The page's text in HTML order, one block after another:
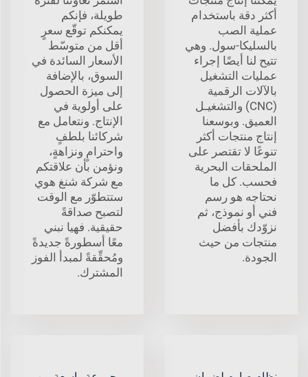
أكثر دقة باستخدام
عملية الصب
بالسليكا-سول. وهي
تتيح لنا أيضًا إجراء
عمليات التشغيل
بالآلات الرقمية
(CNC) والتشغيـل
العميق. وبوسعنا
إنتاج منتجات أكثر
تنوعًا لا تقتصر على
الملحقات البحرية
فحسب. كل ما
نحتاجه هو رسم
فني أو نموذج، ثم
نزوّدك بأفضل
منتجات من حيث
الجودة.
طويلة، فإنكم
يمكنكم توقّع سعرٍ
أقل من متوسّط
الأسعار السائدة في
السوق، بالإضافة
إلى ميزة الحصول
على أولوية في
الإنتاج. ونتعامل مع
شركائنا بلطفٍ
واحترامٍ ونزاهةٍ،
ونؤمن بأن علاقتكم
مع شركة شنغ هوي
ستتطوّر مع الوقت
لتصبح صداقةً
حقيقية. فهيا نبني
معًا أسطورةً جديدةً
ومُحقِّقةً لمبدأ الفوز
المشترك.